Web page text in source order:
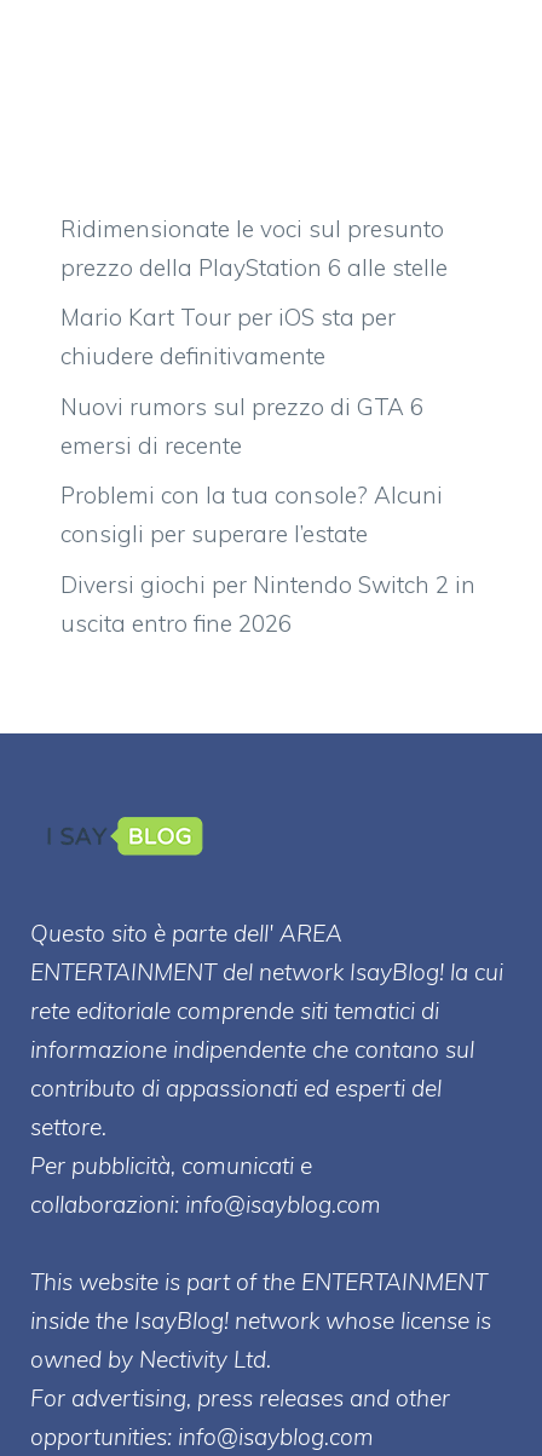
Ridimensionate le voci sul presunto
prezzo della PlayStation 6 alle stelle
Mario Kart Tour per iOS sta per
chiudere definitivamente
Nuovi rumors sul prezzo di GTA 6
emersi di recente
Problemi con la tua console? Alcuni
consigli per superare l’estate
Diversi giochi per Nintendo Switch 2 in
uscita entro fine 2026
Questo sito è parte dell' AREA
ENTERTAINMENT del network IsayBlog! la cui
rete editoriale comprende siti tematici di
informazione indipendente che contano sul
contributo di appassionati ed esperti del
settore.
Per pubblicità, comunicati e
collaborazioni: info@isayblog.com
This website is part of the ENTERTAINMENT
inside the IsayBlog! network whose license is
owned by Nectivity Ltd.
For advertising, press releases and other
opportunities: info@isayblog.com